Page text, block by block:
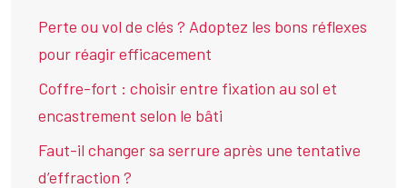
Perte ou vol de clés ? Adoptez les bons réflexes
pour réagir efficacement
Coffre-fort : choisir entre fixation au sol et
encastrement selon le bâti
Faut-il changer sa serrure après une tentative
d’effraction ?